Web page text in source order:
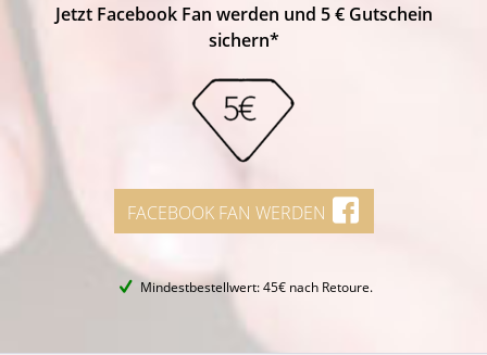
Jetzt Facebook Fan werden und 5 € Gutschein
sichern*
FACEBOOK FAN WERDEN
Mindestbestellwert: 45€ nach Retoure.